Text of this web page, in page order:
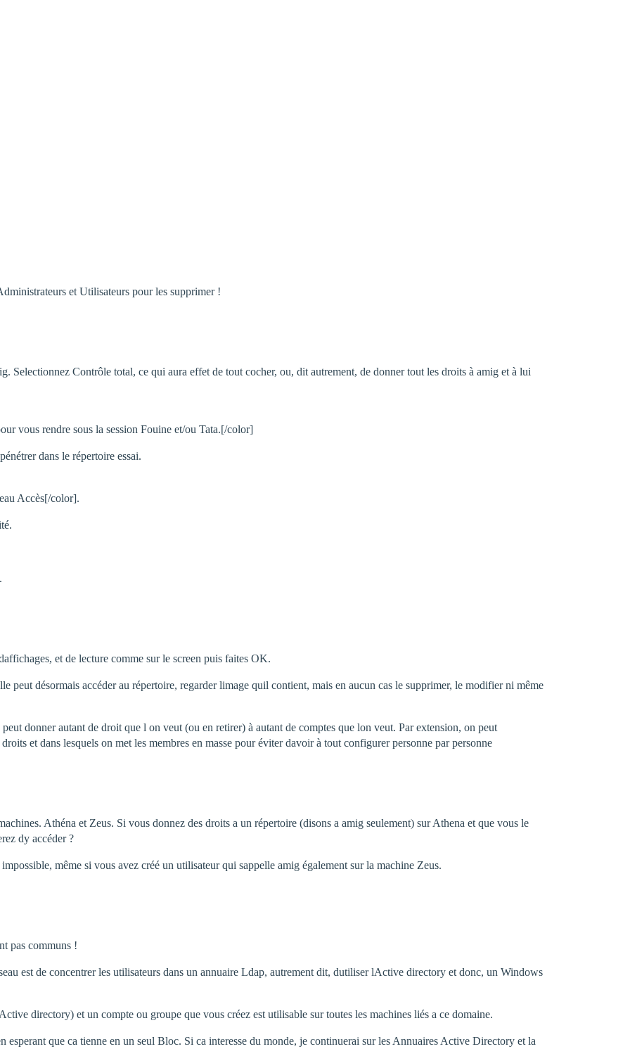
et Utilisateurs pour les supprimer !
Selectionnez Contrôle total, ce qui aura effet de tout cocher, ou, dit autrement, de donner tout les droits à amig et à lui
vous rendre sous la session Fouine et/ou Tata.[/color]
dans le répertoire essai.
Accès[/color].
et de lecture comme sur le screen puis faites OK.
peut désormais accéder au répertoire, regarder limage quil contient, mais en aucun cas le supprimer, le modifier ni même
donner autant de droit que l on veut (ou en retirer) à autant de comptes que lon veut. Par extension, on peut
et dans lesquels on met les membres en masse pour éviter davoir à tout configurer personne par personne
Athéna et Zeus. Si vous donnez des droits a un répertoire (disons a amig seulement) sur Athena et que vous le
dy accéder ?
même si vous avez créé un utilisateur qui sappelle amig également sur la machine Zeus.
pas communs !
est de concentrer les utilisateurs dans un annuaire Ldap, autrement dit, dutiliser lActive directory et donc, un Windows
directory) et un compte ou groupe que vous créez est utilisable sur toutes les machines liés a ce domaine.
esperant que ca tienne en un seul Bloc. Si ca interesse du monde, je continuerai sur les Annuaires Active Directory et la